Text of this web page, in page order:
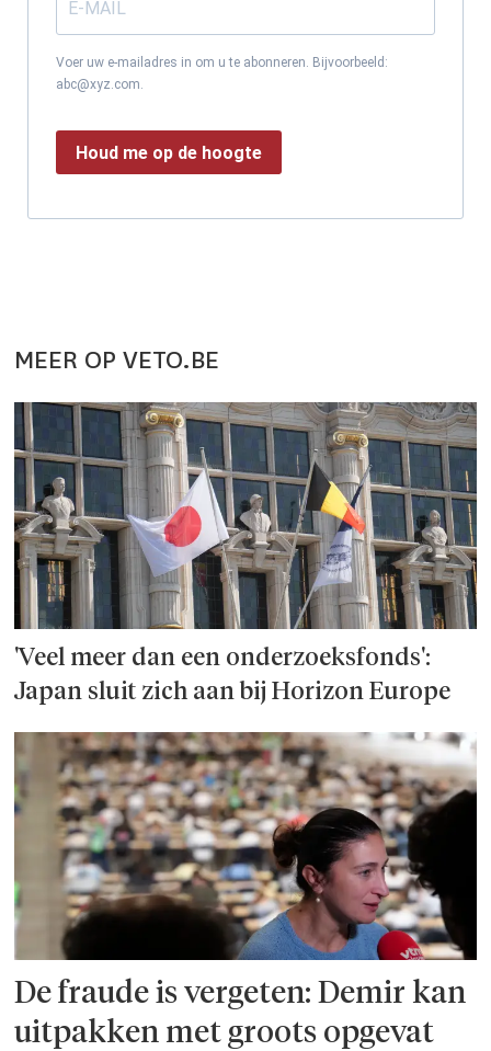
Voer uw e-mailadres in om u te abonneren. Bijvoorbeeld:
abc@xyz.com.
Houd me op de hoogte
MEER OP VETO.BE
'Veel meer dan een onderzoeks­fonds':
Japan sluit zich aan bij Horizon Europe
De fraude is vergeten: Demir kan
uitpakken met groots opgevat